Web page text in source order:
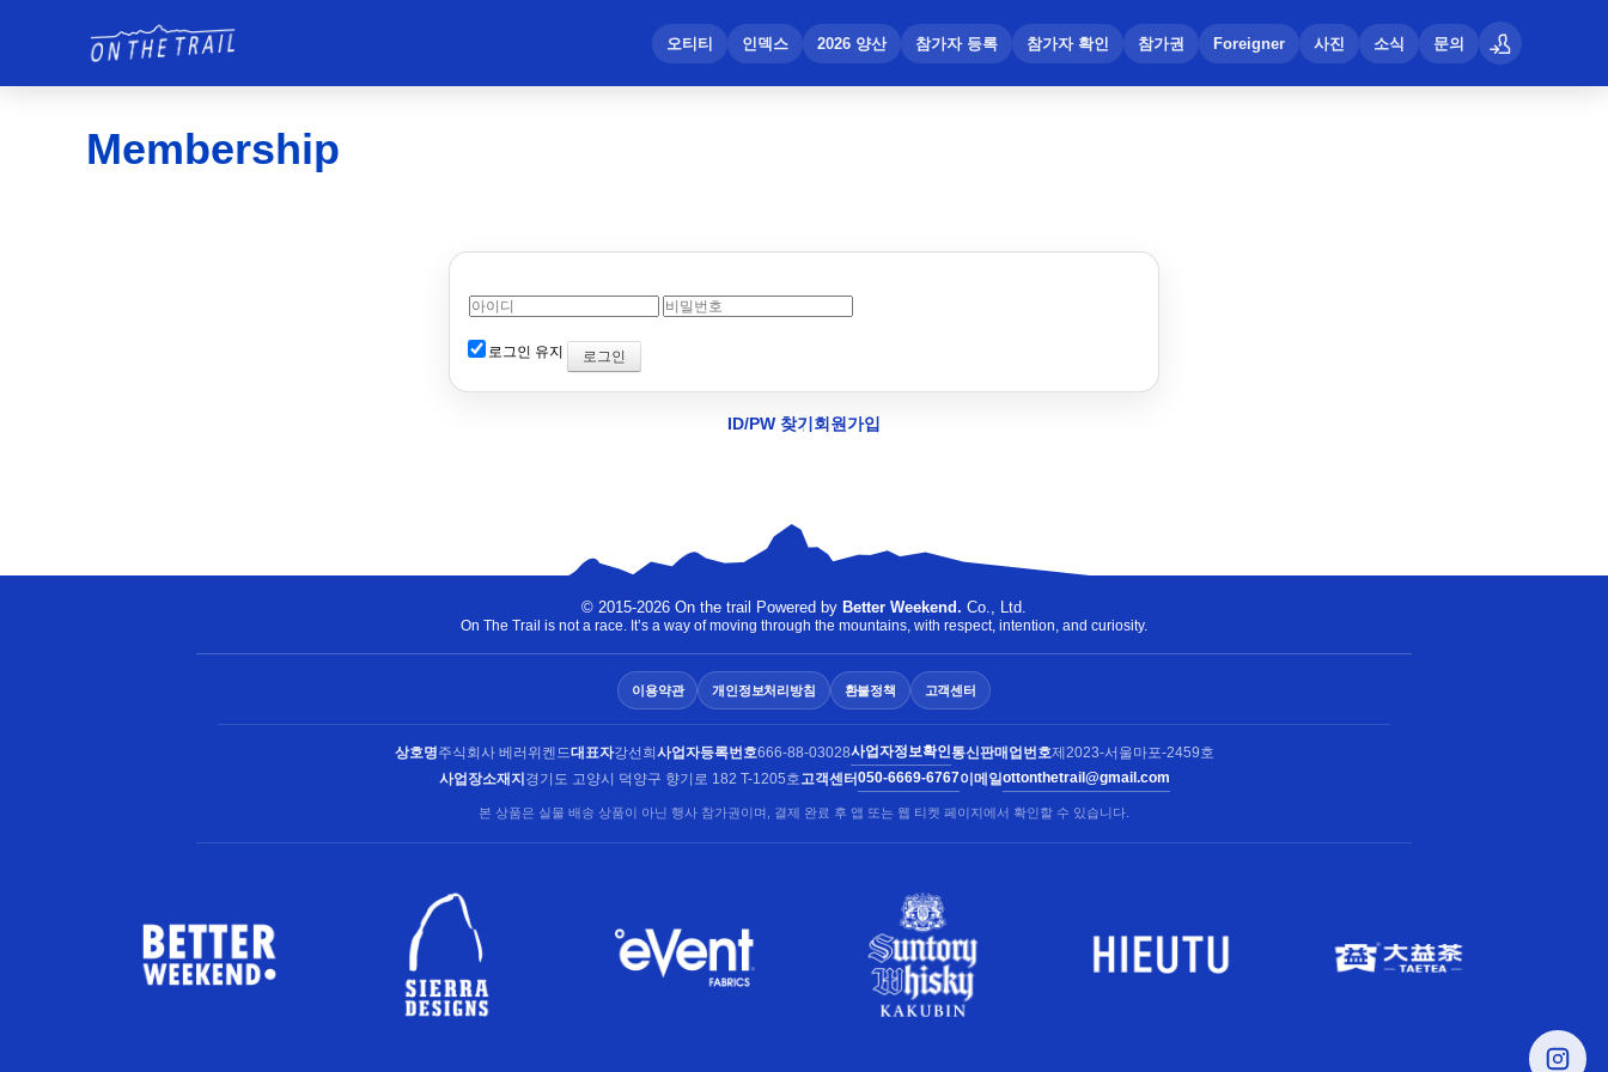
오티티 인덱스 2026 양산 참가자 등록 참가자 확인 참가권 Foreigner 사진 소식 문의
Membership
로그인 유지
ID/PW 찾기 회원가입
© 2015-2026 On the trail Powered by Better Weekend. Co., Ltd.
On The Trail is not a race. It’s a way of moving through the mountains, with respect, intention, and curiosity.
이용약관 개인정보처리방침 환불정책 고객센터
상호명주식회사 베러위켄드대표자강선희사업자등록번호666-88-03028사업자정보확인통신판매업번호제2023-서울마포-2459호
사업장소재지경기도 고양시 덕양구 향기로 182 T-1205호 고객센터050-6669-6767이메일ottonthetrail@gmail.com
본 상품은 실물 배송 상품이 아닌 행사 참가권이며, 결제 완료 후 앱 또는 웹 티켓 페이지에서 확인할 수 있습니다.